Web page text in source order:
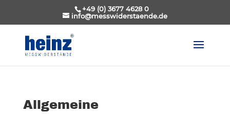
+49 (0) 3677 4628 0
info@messwiderstaende.de
Allgemeine